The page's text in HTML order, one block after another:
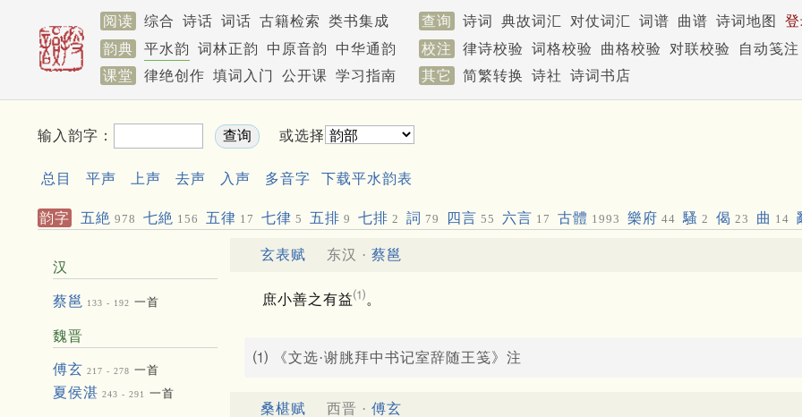
阅读 综合 诗话 词话 古籍检索 类书集成 查询 诗词 典故词汇 对仗词汇 词谱 曲谱 诗词地图
韵典
平水韵 词林正韵 中原音韵 中华通韵 校注 律诗校验 词格校验 曲格校验 对联校验
自动笺注
课堂
律绝创作 填词入门 公开课 学习指南 其它 简繁转换 诗社 诗词书店
输入韵字： 或选择
总目 平声 上声 去声 入声 多音字 下载平水韵表
韵字 五絶 978 七絶 156 五律 17 七律 5 五排 9 七排 2 詞 79 四言 55 六言 17 古體 1993 樂府 44 騷 2 偈 23 曲 14
汉
蔡邕 133 - 192 一首
魏晋
傅玄 217 - 278 一首
夏侯湛 243 - 291 一首
玄表赋 东汉 · 蔡邕
庶小善之有益⑴ 。
⑴ 《文选·谢朓拜中书记室辞随王笺》注
桑椹赋 西晋 · 傅玄